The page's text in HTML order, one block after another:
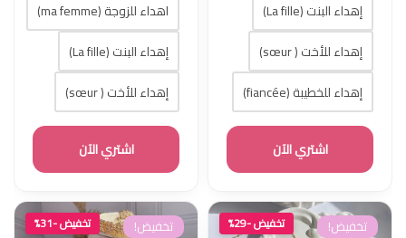
إهداء البنت (La fille)
إهداء للأخت ( sœur)
إهداء للخطيبة (fiancée)
اشتري الآن
اهداء للزوجة (ma femme)
إهداء البنت (La fille)
إهداء للأخت ( sœur)
اشتري الآن
تخفيض! تخفيض -29% تخفيض! تخفيض -31%